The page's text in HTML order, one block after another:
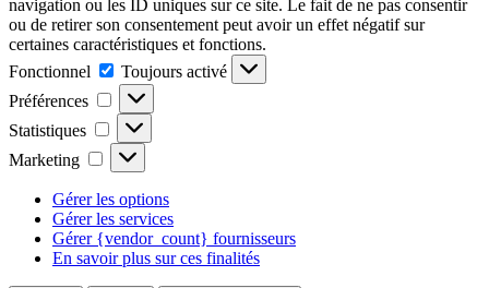
navigation ou les ID uniques sur ce site. Le fait de ne pas consentir
ou de retirer son consentement peut avoir un effet négatif sur
certaines caractéristiques et fonctions.
Fonctionnel
Fonctionnel
Toujours activé
Préférences
Préférences
Statistiques Statistiques
Marketing Marketing
Gérer les options
Gérer les services
Gérer {vendor_count} fournisseurs
En savoir plus sur ces finalités